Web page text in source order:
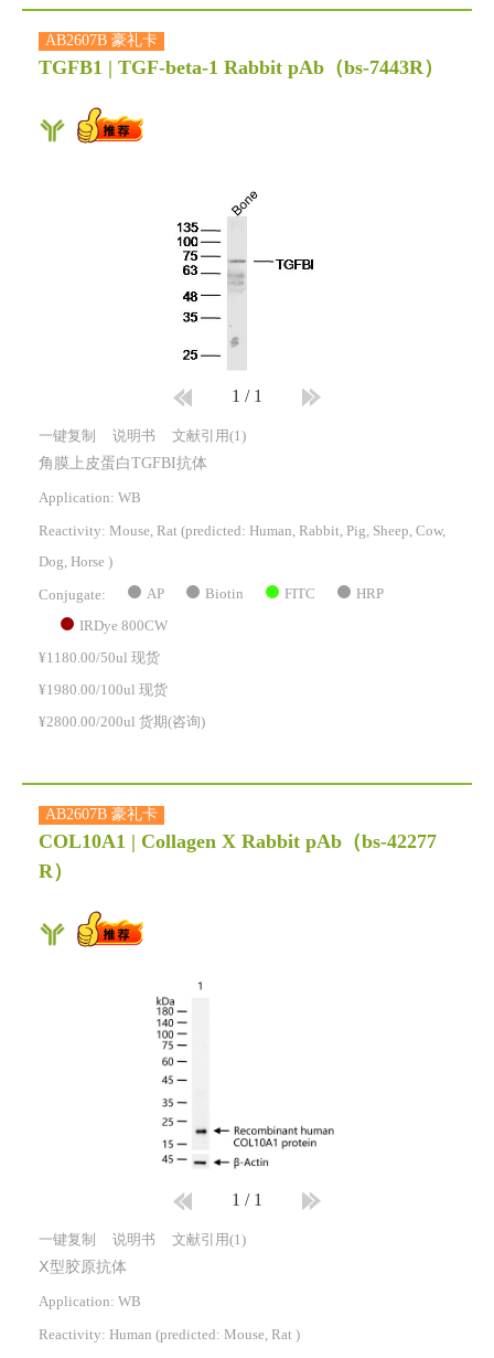
AB2607B 豪礼卡
TGFB1 | TGF-beta-1 Rabbit pAb （bs-7443R）
1 / 1
一键复制 说明书 文献引用(1)
角膜上皮蛋白TGFBI抗体
Application: WB
Reactivity: Mouse, Rat (predicted: Human, Rabbit, Pig, Sheep, Cow,
Dog, Horse )
Conjugate: AP Biotin FITC HRP
IRDye 800CW
¥1180.00/50ul 现货
¥1980.00/100ul 现货
¥2800.00/200ul 货期(咨询)
AB2607B 豪礼卡
COL10A1 | Collagen X Rabbit pAb （bs-42277
R）
1 / 1
一键复制 说明书 文献引用(1)
Ⅹ型胶原抗体
Application: WB
Reactivity: Human (predicted: Mouse, Rat )